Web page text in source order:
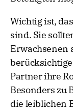
Wichtig ist,
sind. Sie
Erwachsenen
Partner ihre
Besonders zu
die leiblichen